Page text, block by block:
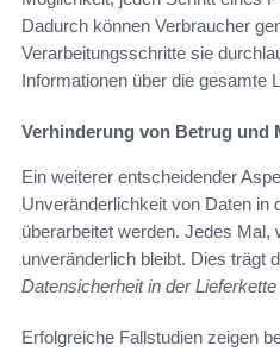
Dadurch können Verbraucher
Verarbeitungsschritte sie
Informationen über die gesamte
Verhinderung von Betrug und
Ein weiterer entscheidender
Unveränderlichkeit von Daten in
überarbeitet werden. Jedes
unveränderlich bleibt. Dies trägt
Datensicherheit in der Lieferkette
Erfolgreiche Fallstudien zeigen